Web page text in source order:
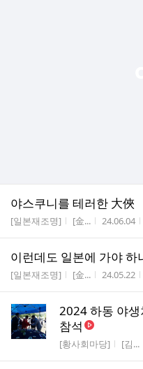
야스쿠니를 테러한 大俠
게시판명
[일본재조명] 작성자
[金... 작성시간
24.06.04
이런데도 일본에 가야 하
게시판명
[일본재조명] 작성자
[金... 작성시간
24.05.22
​2024 하동 야
참석
게시판명
[황사회마당] 작성
[김...